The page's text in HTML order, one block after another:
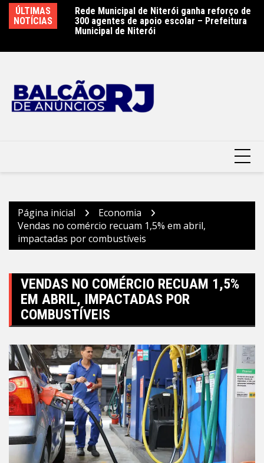
para
ÚLTIMAS
NOTÍCIAS
Nº 191/2026 –
Rede Municipal de Niterói ganha reforço de
300 agentes de apoio escolar – Prefeitura
Municipal de Niterói
Página inicial
Economia
Vendas no comércio recuam 1,5% em abril,
impactadas por combustíveis
VENDAS NO COMÉRCIO RECUAM 1,5%
EM ABRIL, IMPACTADAS POR
COMBUSTÍVEIS